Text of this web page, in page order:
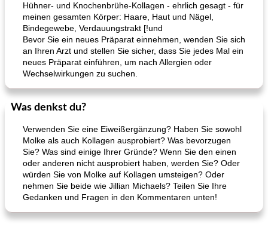
Hühner- und Knochenbrühe-Kollagen - ehrlich gesagt - für
meinen gesamten Körper: Haare, Haut und Nägel,
Bindegewebe, Verdauungstrakt [!und
Bevor Sie ein neues Präparat einnehmen, wenden Sie sich
an Ihren Arzt und stellen Sie sicher, dass Sie jedes Mal ein
neues Präparat einführen, um nach Allergien oder
Wechselwirkungen zu suchen.
Was denkst du?
Verwenden Sie eine Eiweißergänzung? Haben Sie sowohl
Molke als auch Kollagen ausprobiert? Was bevorzugen
Sie? Was sind einige Ihrer Gründe? Wenn Sie den einen
oder anderen nicht ausprobiert haben, werden Sie? Oder
würden Sie von Molke auf Kollagen umsteigen? Oder
nehmen Sie beide wie Jillian Michaels? Teilen Sie Ihre
Gedanken und Fragen in den Kommentaren unten!